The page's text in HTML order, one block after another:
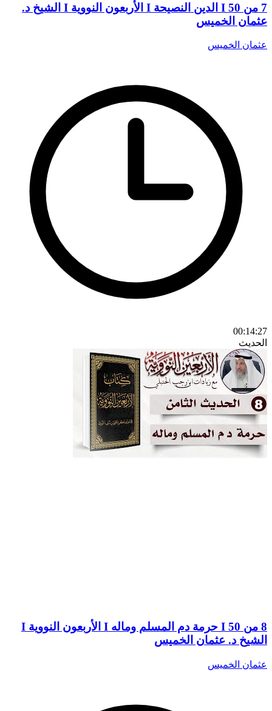
7 من 50 I الدين النصيحة I الأربعون النووية I الشيخ د.
عثمان الخميس
عثمان الخميس
00:14:27
الحديث
8 من 50 I حرمة دم المسلم وماله I الأربعون النووية I
الشيخ د. عثمان الخميس
عثمان الخميس